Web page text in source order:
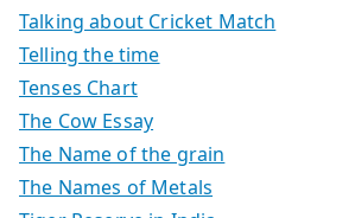
Talking about Cricket Match
Telling the time
Tenses Chart
The Cow Essay
The Name of the grain
The Names of Metals